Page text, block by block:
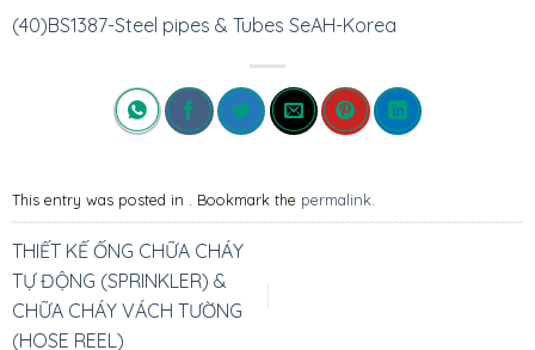
(40)BS1387-Steel pipes & Tubes SeAH-Korea
This entry was posted in . Bookmark the permalink
THIẾT KẾ ỐNG CHỮA CHÁY
TỰ ĐỘNG (SPRINKLER) &
CHỮA CHÁY VÁCH TƯỜNG
(HOSE REEL)